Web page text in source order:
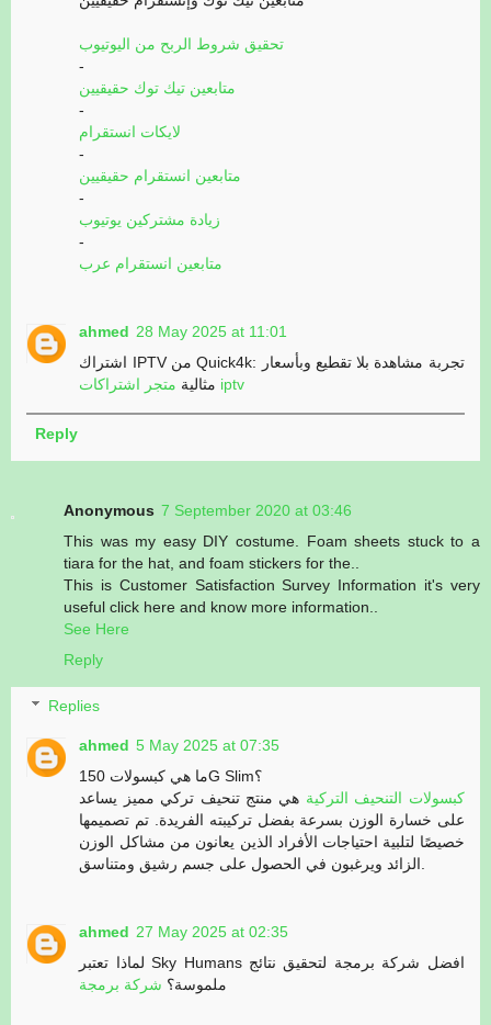
تحقيق شروط الربح من اليوتيوب
-
متابعين تيك توك حقيقيين
-
لايكات انستقرام
-
متابعين انستقرام حقيقيين
-
زيادة مشتركين يوتيوب
-
متابعين انستقرام عرب
ahmed 28 May 2025 at 11:01
اشتراك IPTV من Quick4k: تجربة مشاهدة بلا تقطيع وبأسعار
مثالية متجر اشتراكات iptv
Reply
Anonymous 7 September 2020 at 03:46
This was my easy DIY costume. Foam sheets stuck to a
tiara for the hat, and foam stickers for the..
This is Customer Satisfaction Survey Information it's very
useful click here and know more information..
See Here
Reply
Replies
ahmed 5 May 2025 at 07:35
ما هي كبسولات 150G Slim؟
كبسولات التنحيف التركية هي منتج تنحيف تركي مميز يساعد
على خسارة الوزن بسرعة بفضل تركيبته الفريدة. تم تصميمها
خصيصًا لتلبية احتياجات الأفراد الذين يعانون من مشاكل الوزن
ahmed 27 May 2025 at 02:35
لماذا تعتبر Sky Humans افضل شركة برمجة لتحقيق نتائج
ملموسة؟ شركة برمجة